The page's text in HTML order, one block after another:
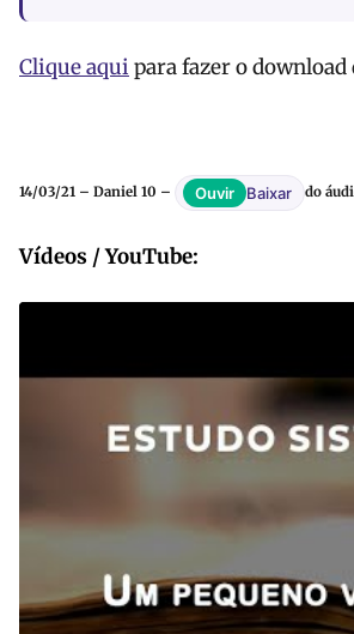
Clique aqui para fazer o download
14/03/21 – Daniel 10 – Ouvir Baixar do
Vídeos / YouTube: